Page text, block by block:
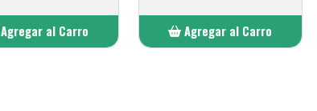
Agregar al Carro
Agregar al Carro